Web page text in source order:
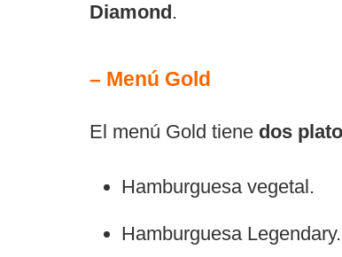
Diamond.
– Menú Gold
El menú Gold tiene dos
Hamburguesa vegetal.
Hamburguesa Legendary.